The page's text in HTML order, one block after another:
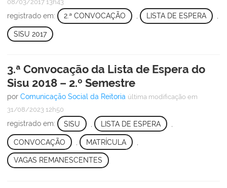
08/03/2017 13h43
registrado em: 2.ª CONVOCAÇÃO , LISTA DE ESPERA ,
SISU 2017
3.ª Convocação da Lista de Espera do
Sisu 2018 – 2.º Semestre
por Comunicação Social da Reitoria última modificação em
31/08/2023 12h50
registrado em: SISU LISTA DE ESPERA
CONVOCAÇÃO MATRÍCULA
VAGAS REMANESCENTES